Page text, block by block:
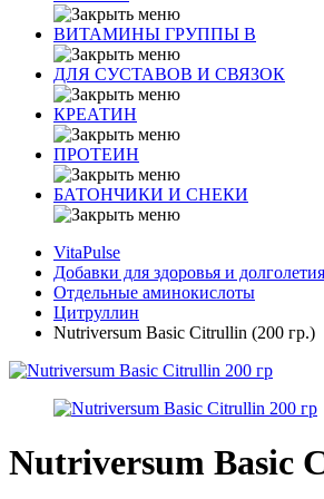
ВИТАМИНЫ ГРУППЫ В
ДЛЯ СУСТАВОВ И СВЯЗОК
КРЕАТИН
ПРОТЕИН
БАТОНЧИКИ И СНЕКИ
VitaPulse
Добавки для здоровья и долголетия
Отдельные аминокислоты
Цитруллин
Nutriversum Basic Citrullin (200 гр.)
Nutriversum Basic